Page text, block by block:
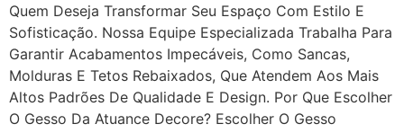
Quem Deseja Transformar Seu Espaço Com Estilo E
Sofisticação. Nossa Equipe Especializada Trabalha Para
Garantir Acabamentos Impecáveis, Como Sancas,
Molduras E Tetos Rebaixados, Que Atendem Aos Mais
Altos Padrões De Qualidade E Design. Por Que Escolher
O Gesso Da Atuance Decore? Escolher O Gesso